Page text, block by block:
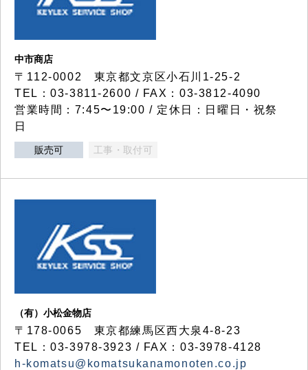
中市商店
〒112-0002 東京都文京区小石川1-25-2
TEL：03-3811-2600 / FAX：03-3812-4090
営業時間：7:45〜19:00 / 定休日：日曜日・祝祭
日
販売可 工事・取付可
（有）小松金物店
〒178-0065 東京都練馬区西大泉4-8-23
TEL：03-3978-3923 / FAX：03-3978-4128
h-komatsu@komatsukanamonoten.co.jp